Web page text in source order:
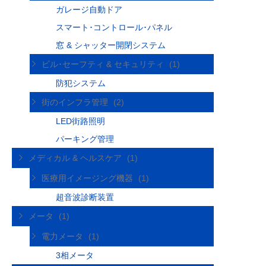
ガレージ自動ドア
スマート･コントロール･パネル
窓 & シャッター開閉システム
ビル･セーフティ & セキュリティ
(1)
防犯システム
街のインフラ管理
(2)
LED街路照明
パーキング管理
メディカル & ヘルスケア
(1)
医療用イメージング機器
(1)
超音波診断装置
メータ
(1)
電力メータ
(1)
3相メータ